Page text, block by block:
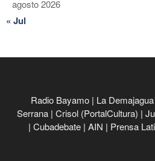
agosto 2026
« Jul
Radio Bayamo | La Demajagua
Serrana | Crisol (PortalCultura) |
| Cubadebate | AIN | Prensa